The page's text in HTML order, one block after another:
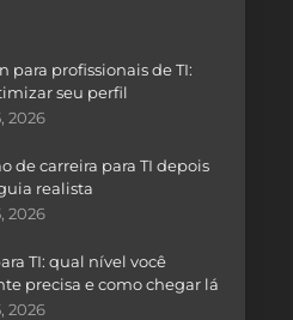
para profissionais de TI:
seu perfil
2026
de carreira para TI depois
realista
2026
TI: qual nível você
precisa e como chegar lá
2026